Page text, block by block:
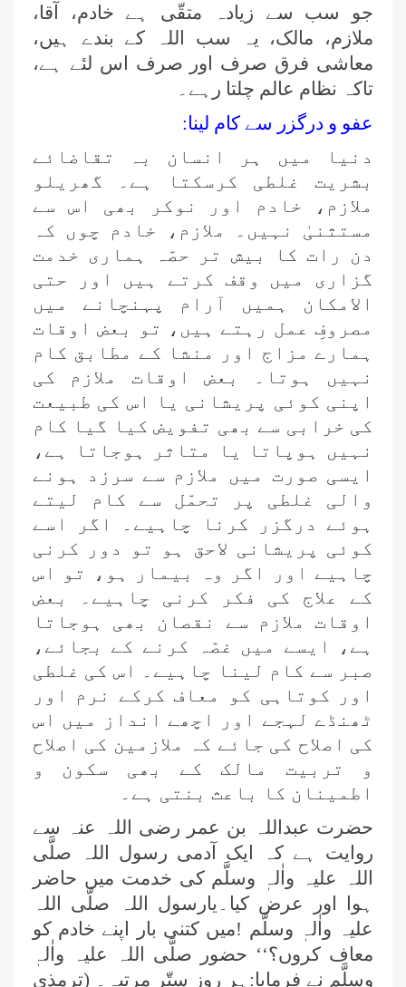
جو سب سے زیادہ متقّی ہے خادم، آقا،
ملازم، مالک، یہ سب اللہ کے بندے ہیں،
معاشی فرق صرف اور صرف اس لئے ہے،
تاکہ نظام عالم چلتا رہے۔
عفو و درگزر سے کام لینا:
دنیا میں ہر انسان بہ تقاضائے
بشریت غلطی کرسکتا ہے۔ گھریلو
ملازم، خادم اور نوکر بھی اس سے
مستثنیٰ نہیں۔ ملازم، خادم چوں کہ
دن رات کا بیش تر حصّہ ہماری خدمت
گزاری میں وقف کرتے ہیں اور حتی
الامکان ہمیں آرام پہنچانے میں
مصروفِ عمل رہتے ہیں، تو بعض اوقات
ہمارے مزاج اور منشا کے مطابق کام
نہیں ہوتا۔ بعض اوقات ملازم کی
اپنی کوئی پریشانی یا اس کی طبیعت
کی خرابی سے بھی تفویض کیا گیا کام
نہیں ہوپاتا یا متاثر ہوجاتا ہے،
ایسی صورت میں ملازم سے سرزد ہونے
والی غلطی پر تحمّل سے کام لیتے
ہوئے درگزر کرنا چاہیے۔ اگر اسے
کوئی پریشانی لاحق ہو تو دور کرنی
چاہیے اور اگر وہ بیمار ہو، تو اس
کے علاج کی فکر کرنی چاہیے۔ بعض
اوقات ملازم سے نقصان بھی ہوجاتا
ہے، ایسے میں غصّہ کرنے کے بجائے،
صبر سے کام لینا چاہیے۔ اس کی غلطی
اور کوتاہی کو معاف کرکے نرم اور
ٹھنڈے لہجے اور اچھے انداز میں اس
کی اصلاح کی جائے کہ ملازمین کی اصلاح
و تربیت مالک کے بھی سکون و
اطمینان کا باعث بنتی ہے۔
حضرت عبداللہ بن عمر رضی اللہ عنہ سے
روایت ہے کہ ایک آدمی رسول اللہ صلَّی
اللہ علیہ واٰلہٖ وسلَّم کی خدمت میں حاضر
ہوا اور عرض کیا۔یارسول اللہ صلَّی اللہ
علیہ واٰلہٖ وسلَّم !میں کتنی بار اپنے خادم کو
معاف کروں؟‘‘ حضور صلَّی اللہ علیہ واٰلہٖ
وسلَّم نے فرمایا:ہر روز ستّر مرتبہ۔ (ترمذی